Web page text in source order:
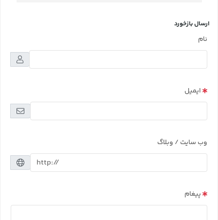
ارسال بازخورد
نام
ایمیل
وب سایت / وبلاگ
پیغام